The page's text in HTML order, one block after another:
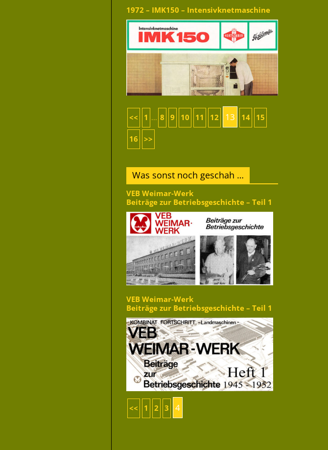
1972 – IMK150 – Intensivknetmaschine
<< 1 ... 8 9 10 11 12 13 14 15
16 >>
Was sonst noch geschah …
VEB Weimar-Werk
Beiträge zur Betriebsgeschichte – Teil 1
VEB Weimar-Werk
Beiträge zur Betriebsgeschichte – Teil 1
<< 1 2 3 4